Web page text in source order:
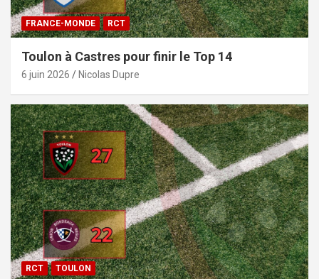
FRANCE-MONDE RCT
Toulon à Castres pour finir le Top 14
6 juin 2026 Nicolas Dupre
RCT TOULON